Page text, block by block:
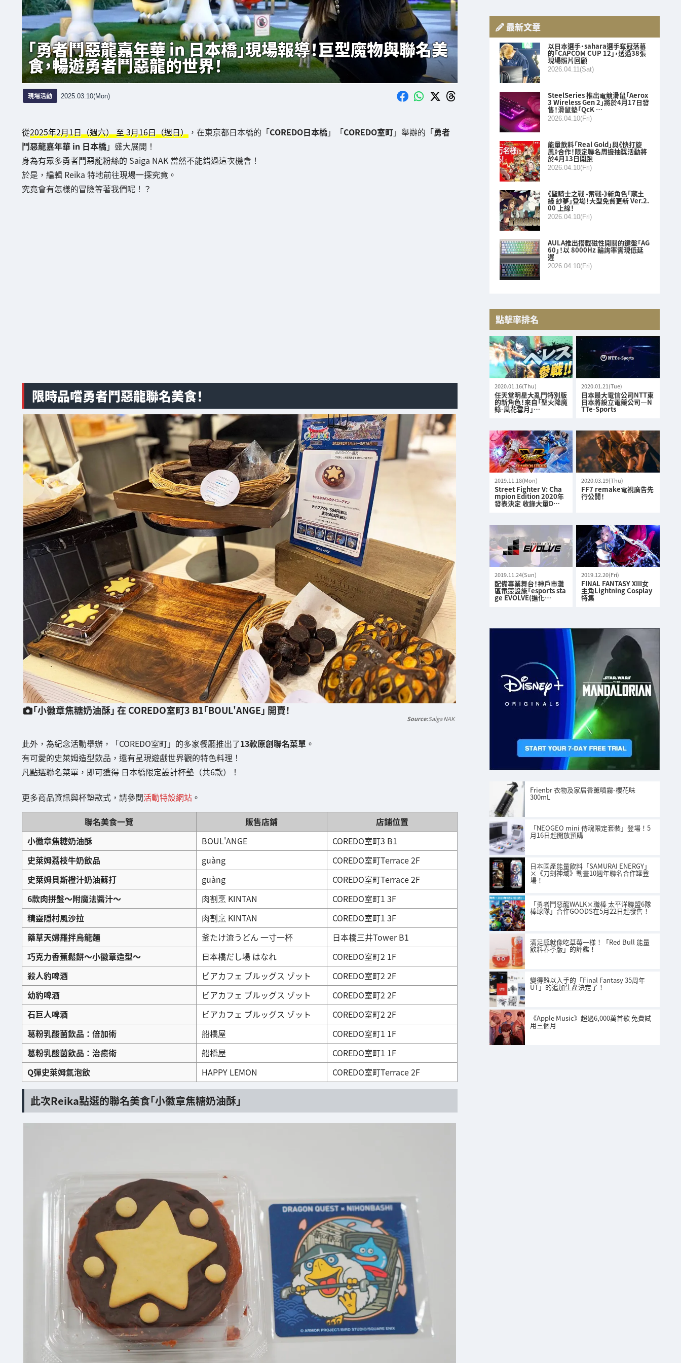
「勇者鬥惡龍嘉年華 in 日本橋」現場報導！巨型魔物與聯名美
食，暢遊勇者鬥惡龍的世界！
現場活動 2025.03.10(Mon)
從2025年2月1日（週六） 至 3月16日（週日），在東京都日本橋的「COREDO日本橋」「COREDO室町」舉辦的「勇者
鬥惡龍嘉年華 in 日本橋」盛大展開！
身為有眾多勇者鬥惡龍粉絲的 Saiga NAK 當然不能錯過這次機會！
於是，編輯 Reika 特地前往現場一探究竟。
究竟會有怎樣的冒險等著我們呢！？
限時品嚐勇者鬥惡龍聯名美食！
「小徽章焦糖奶油酥」 在 COREDO室町3 B1「BOUL'ANGE」 開賣！
Saiga NAK
此外，為紀念活動舉辦，「COREDO室町」的多家餐廳推出了13款原創聯名菜單。
有可愛的史萊姆造型飲品，還有呈現遊戲世界觀的特色料理！
凡點選聯名菜單，即可獲得 日本橋限定設計杯墊（共6款）！
更多商品資訊與杯墊款式，請參閱活動特設網站。
聯名美食一覽
販售店鋪
店鋪位置
小徽章焦糖奶油酥
BOUL'ANGE
COREDO室町3 B1
史萊姆荔枝牛奶飲品
guàng
COREDO室町Terrace 2F
史萊姆貝斯橙汁奶油蘇打
guàng
COREDO室町Terrace 2F
6款肉拼盤～附魔法醬汁～
肉割烹 KINTAN
COREDO室町1 3F
精靈隱村風沙拉
肉割烹 KINTAN
COREDO室町1 3F
藥草天婦羅拌烏龍麵
釜たけ流うどん 一寸一杯
日本橋三井Tower B1
巧克力香蕉鬆餅～小徽章造型～
日本橋だし場 はなれ
COREDO室町2 1F
殺人豹啤酒
ビアカフェ ブルッグス ゾット
COREDO室町2 2F
幼豹啤酒
ビアカフェ ブルッグス ゾット
COREDO室町2 2F
石巨人啤酒
ビアカフェ ブルッグス ゾット
COREDO室町2 2F
葛粉乳酸菌飲品：倍加術
船橋屋
COREDO室町1 1F
葛粉乳酸菌飲品：治癒術
船橋屋
COREDO室町1 1F
Q彈史萊姆氣泡飲
HAPPY LEMON COREDO室町Terrace 2F
此次Reika點選的聯名美食「小徽章焦糖奶油酥」
最新文章
以日本選手・sahara選手奪冠落幕
的「CAPCOM CUP 12」，透過38張
現場照片回顧
2026.04.11(Sat)
SteelSeries 推出電競滑鼠「Aerox
3 Wireless Gen 2」將於4月17日發
售！滑鼠墊「QcK …
2026.04.10(Fri)
能量飲料「Real Gold」與《快打旋
風》合作！限定聯名周邊抽獎活動將
於4月13日開跑
2026.04.10(Fri)
《聖騎士之戰 -奮戰-》新角色「蔵土
緣 紗夢」登場！大型免費更新 Ver.2.
00 上線！
2026.04.10(Fri)
AULA推出搭載磁性開關的鍵盤「AG
60」！以 8000Hz 輪詢率實現低延
遲
2026.04.10(Fri)
點擊率排名
2020.01.16(Thu)
任天堂明星大亂鬥特別版
的新角色！來自「聖火降魔
錄-風花雪月」…
2020.01.21(Tue)
日本最大電信公司NTT東
日本將設立電競公司—N
TTe-Sports
2019.11.18(Mon)
Street Fighter V: Cha
mpion Edition 2020年
發表決定 收錄大量D…
2020.03.19(Thu)
FF7 remake電視廣告先
行公開！
2019.11.24(Sun)
配備專業舞台！神戶市灘
區電競設施「esports sta
ge EVOLVE(進化…
2019.12.20(Fri)
FINAL FANTASY XIII女
主角Lightning Cosplay
特集
Frienbr 衣物及家居香薰噴霧-櫻花味
300mL
「NEOGEO mini 侍魂限定套裝」登場！5
月16日起開放預購
日本國產能量飲料「SAMURAI ENERGY」
×《刀劍神域》動畫10週年聯名合作罐登
場！
「勇者鬥惡龍WALK×職棒 太平洋聯盟6隊
棒球隊」合作GOODS在5月22日起發售！
滿足感就像吃草莓一樣！「Red Bull 能量
飲料春季版」的評鑑！
變得難以入手的「Final Fantasy 35周年
UT」的追加生產決定了！
《Apple Music》超過6,000萬首歌 免費試
用三個月